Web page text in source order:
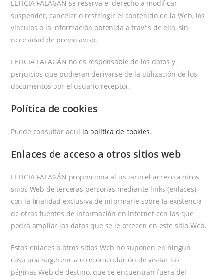
LETICIA FALAGÁN se reserva el derecho a modificar,
suspender, cancelar o restringir el contenido de la Web, los
vínculos o la información obtenida a través de ella, sin
necesidad de previo aviso.
LETICIA FALAGÁN no es responsable de los datos y
perjuicios que pudieran derivarse de la utilización de los
documentos por el usuario receptor.
Política de cookies
Puede consultar aquí la política de cookies.
Enlaces de acceso a otros sitios web
LETICIA FALAGÁN proporciona al usuario el acceso a otros
sitios Web de terceras personas mediante links (enlaces)
con la finalidad exclusiva de informarle sobre la existencia
de otras fuentes de información en Internet con las que
podrá ampliar los datos que se le ofrecen en este sitio Web.
Estos enlaces a otros sitios Web no suponen en ningún
caso una sugerencia o recomendación de visitar las
páginas Web de destino, que se encuentran fuera del